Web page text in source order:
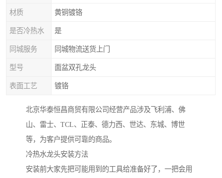
材质 黄铜镀铬
是否冷热水 是
同城服务 同城物流送货上门
型号 面盆双孔龙头
表面工艺 镀铬
北京华泰恒昌商贸有限公司经营产品涉及飞利浦、佛
山、雷士、TCL、正泰、德力西、世达、东城、博世
等，为客户提供可靠的商品。
冷热水龙头安装方法
安装前大家先把可能用到的工具给准备好了，一把会用